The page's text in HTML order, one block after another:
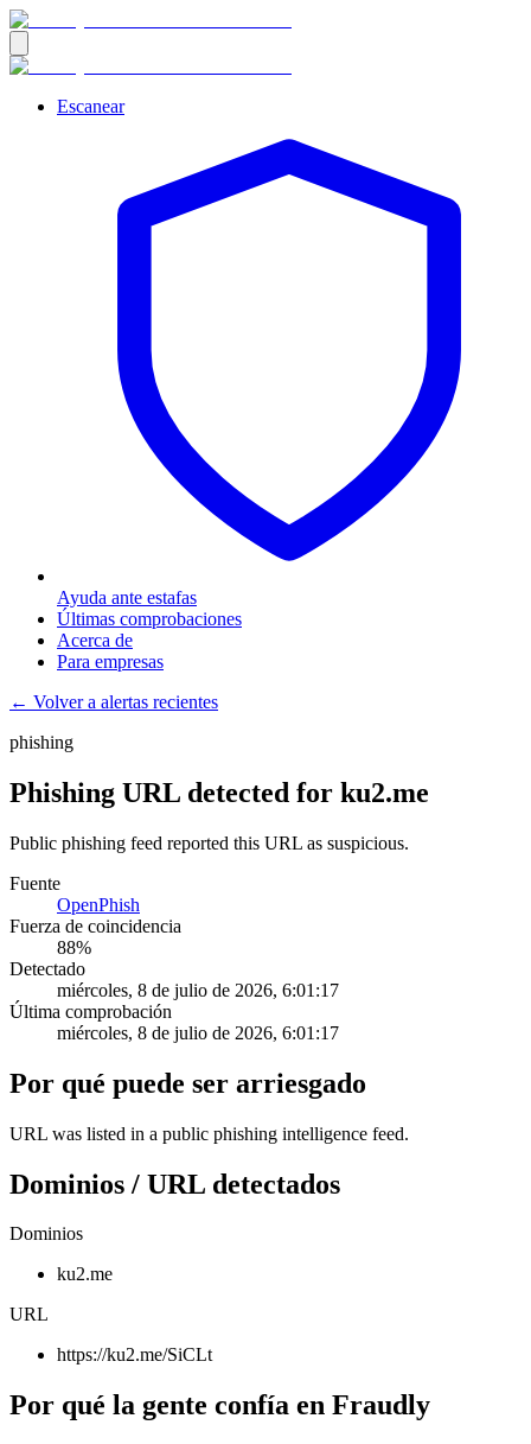
Escanear
Ayuda ante estafas
Últimas comprobaciones
Acerca de
Para empresas
← Volver a alertas recientes
phishing
Phishing URL detected for ku2.me
Public phishing feed reported this URL as suspicious.
Fuente
OpenPhish
Fuerza de coincidencia
88%
Detectado
miércoles, 8 de julio de 2026, 6:01:17
Última comprobación
miércoles, 8 de julio de 2026, 6:01:17
Por qué puede ser arriesgado
URL was listed in a public phishing intelligence feed.
Dominios / URL detectados
Dominios
ku2.me
URL
https://ku2.me/SiCLt
Por qué la gente confía en Fraudly